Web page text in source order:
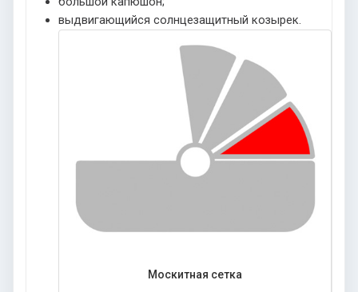
выдвигающийся солнцезащитный козырек.
Москитная сетка